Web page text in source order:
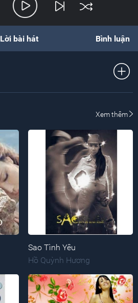
Lời bài hát Bình luận
Xem thêm
Sao Tình Yêu
Hồ Quỳnh Hương